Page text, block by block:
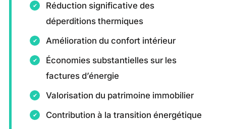
Réduction significative des
déperditions thermiques
Amélioration du confort intérieur
Économies substantielles sur les
factures d’énergie
Valorisation du patrimoine immobilier
Contribution à la transition énergétique